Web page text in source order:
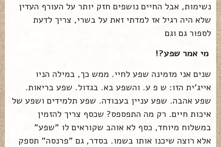
נשימות, אבל החיים נושפים חזק יותר על העורף העדין
שלא היה רגיל אז למדתי זאת על בשרי, צריך לדעת
לספור גם וגם
מי אמר שפע?!
שנים אני מזמינה שפע לחיי. ממש כך, במילה הניו
אייג'ית הזו: ש פ ע. והשפע בא. בגדול. שפע בריאות.
שפע אהבה. שפע עניין בעבודה. שפע תלמידים ושפע של
איכות חיים. רק מה התפספס? שכסף צריך להזמין
במשלוח מיוחד, כסף לא אוהב שקוראים לו "שפע"
אלא רוצה שיכנו אותו בשמו. בסדר, גם "פרנסה" תספק